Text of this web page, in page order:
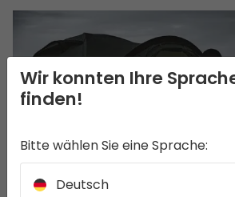
Wir konnten Ihre
finden!
Bitte wählen Sie eine Sprache:
Deutsch